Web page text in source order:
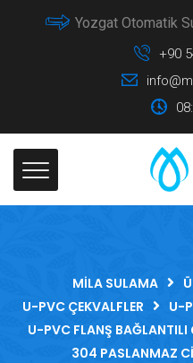
Yozgat Otomatik
+90
MILA SULAMA
U-PVC ÇEKVALFLER
U-
U-PVC FLANŞ
304 PASLANMAZ